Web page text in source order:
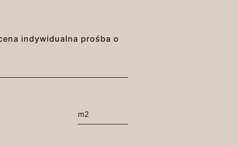
indywidualna prośba o